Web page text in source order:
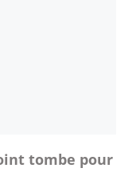
tombe pour